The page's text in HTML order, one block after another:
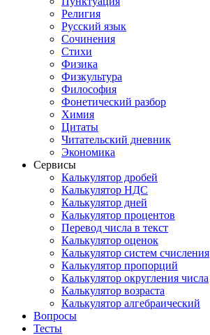
Религия
Русский язык
Сочинения
Стихи
Физика
Физкультура
Философия
Фонетический разбор
Химия
Цитаты
Читательский дневник
Экономика
Сервисы
Калькулятор дробей
Калькулятор НДС
Калькулятор дней
Калькулятор процентов
Перевод числа в текст
Калькулятор оценок
Калькулятор систем счисления
Калькулятор пропорций
Калькулятор округления числа
Калькулятор возраста
Калькулятор алгебраический
Вопросы
Тесты